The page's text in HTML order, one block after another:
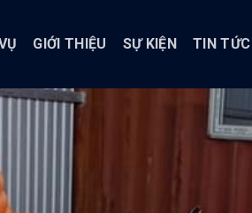
GIỚI THIỆU SỰ KIỆN TIN TỨC